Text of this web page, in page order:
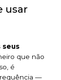
usar
que não
é
—